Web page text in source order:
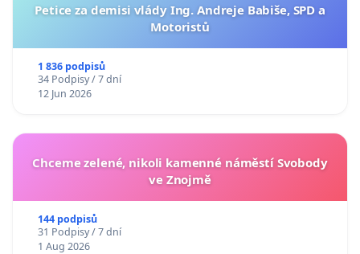
Petice za demisi vlády Ing. Andreje Babiše, SPD a
Motoristů
1 836 podpisů
34 Podpisy / 7 dní
12 Jun 2026
Chceme zelené, nikoli kamenné náměstí Svobody
ve Znojmě
144 podpisů
31 Podpisy / 7 dní
1 Aug 2026